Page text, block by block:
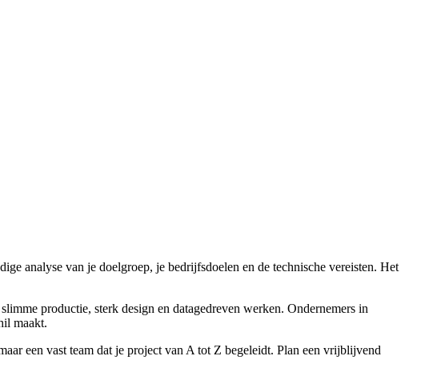
analyse van je doelgroep, je bedrijfsdoelen en de technische vereisten. Het
productie, sterk design en datagedreven werken. Ondernemers in
maakt.
een vast team dat je project van A tot Z begeleidt. Plan een vrijblijvend